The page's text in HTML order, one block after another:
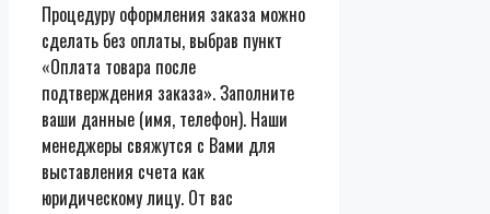
Процедуру оформления заказа можно
сделать без оплаты, выбрав пункт
«Оплата товара после
подтверждения заказа». Заполните
ваши данные (имя, телефон). Наши
менеджеры свяжутся с Вами для
выставления счета как
юридическому лицу. От вас